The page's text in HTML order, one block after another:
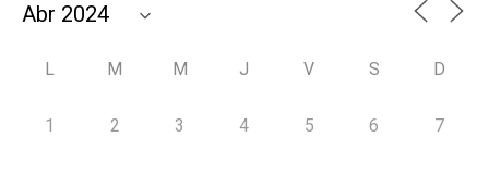
L M M J V S D
1 2 3 4 5 6 7